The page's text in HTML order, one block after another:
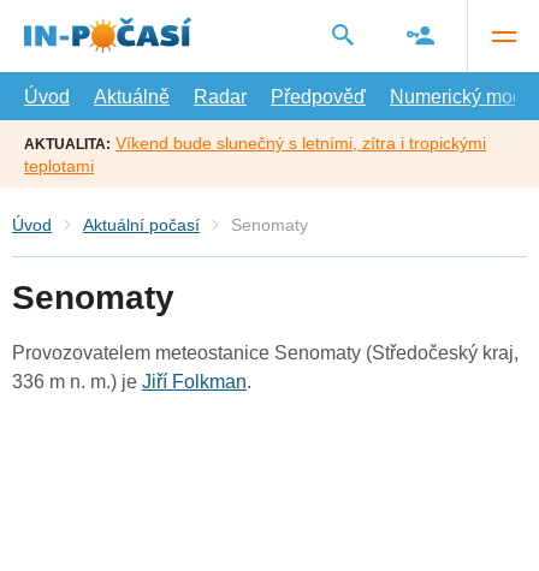
hlavní
Úvod
Aktuálně Radar Předpověď Numerický model
AKTUALITA: Víkend bude slunečný s letními, zítra i tropickými
teplotami
Úvod Aktuální počasí Senomaty
Senomaty
Provozovatelem meteostanice Senomaty (Středočeský kraj,
336 m n. m.) je Jiří Folkman.